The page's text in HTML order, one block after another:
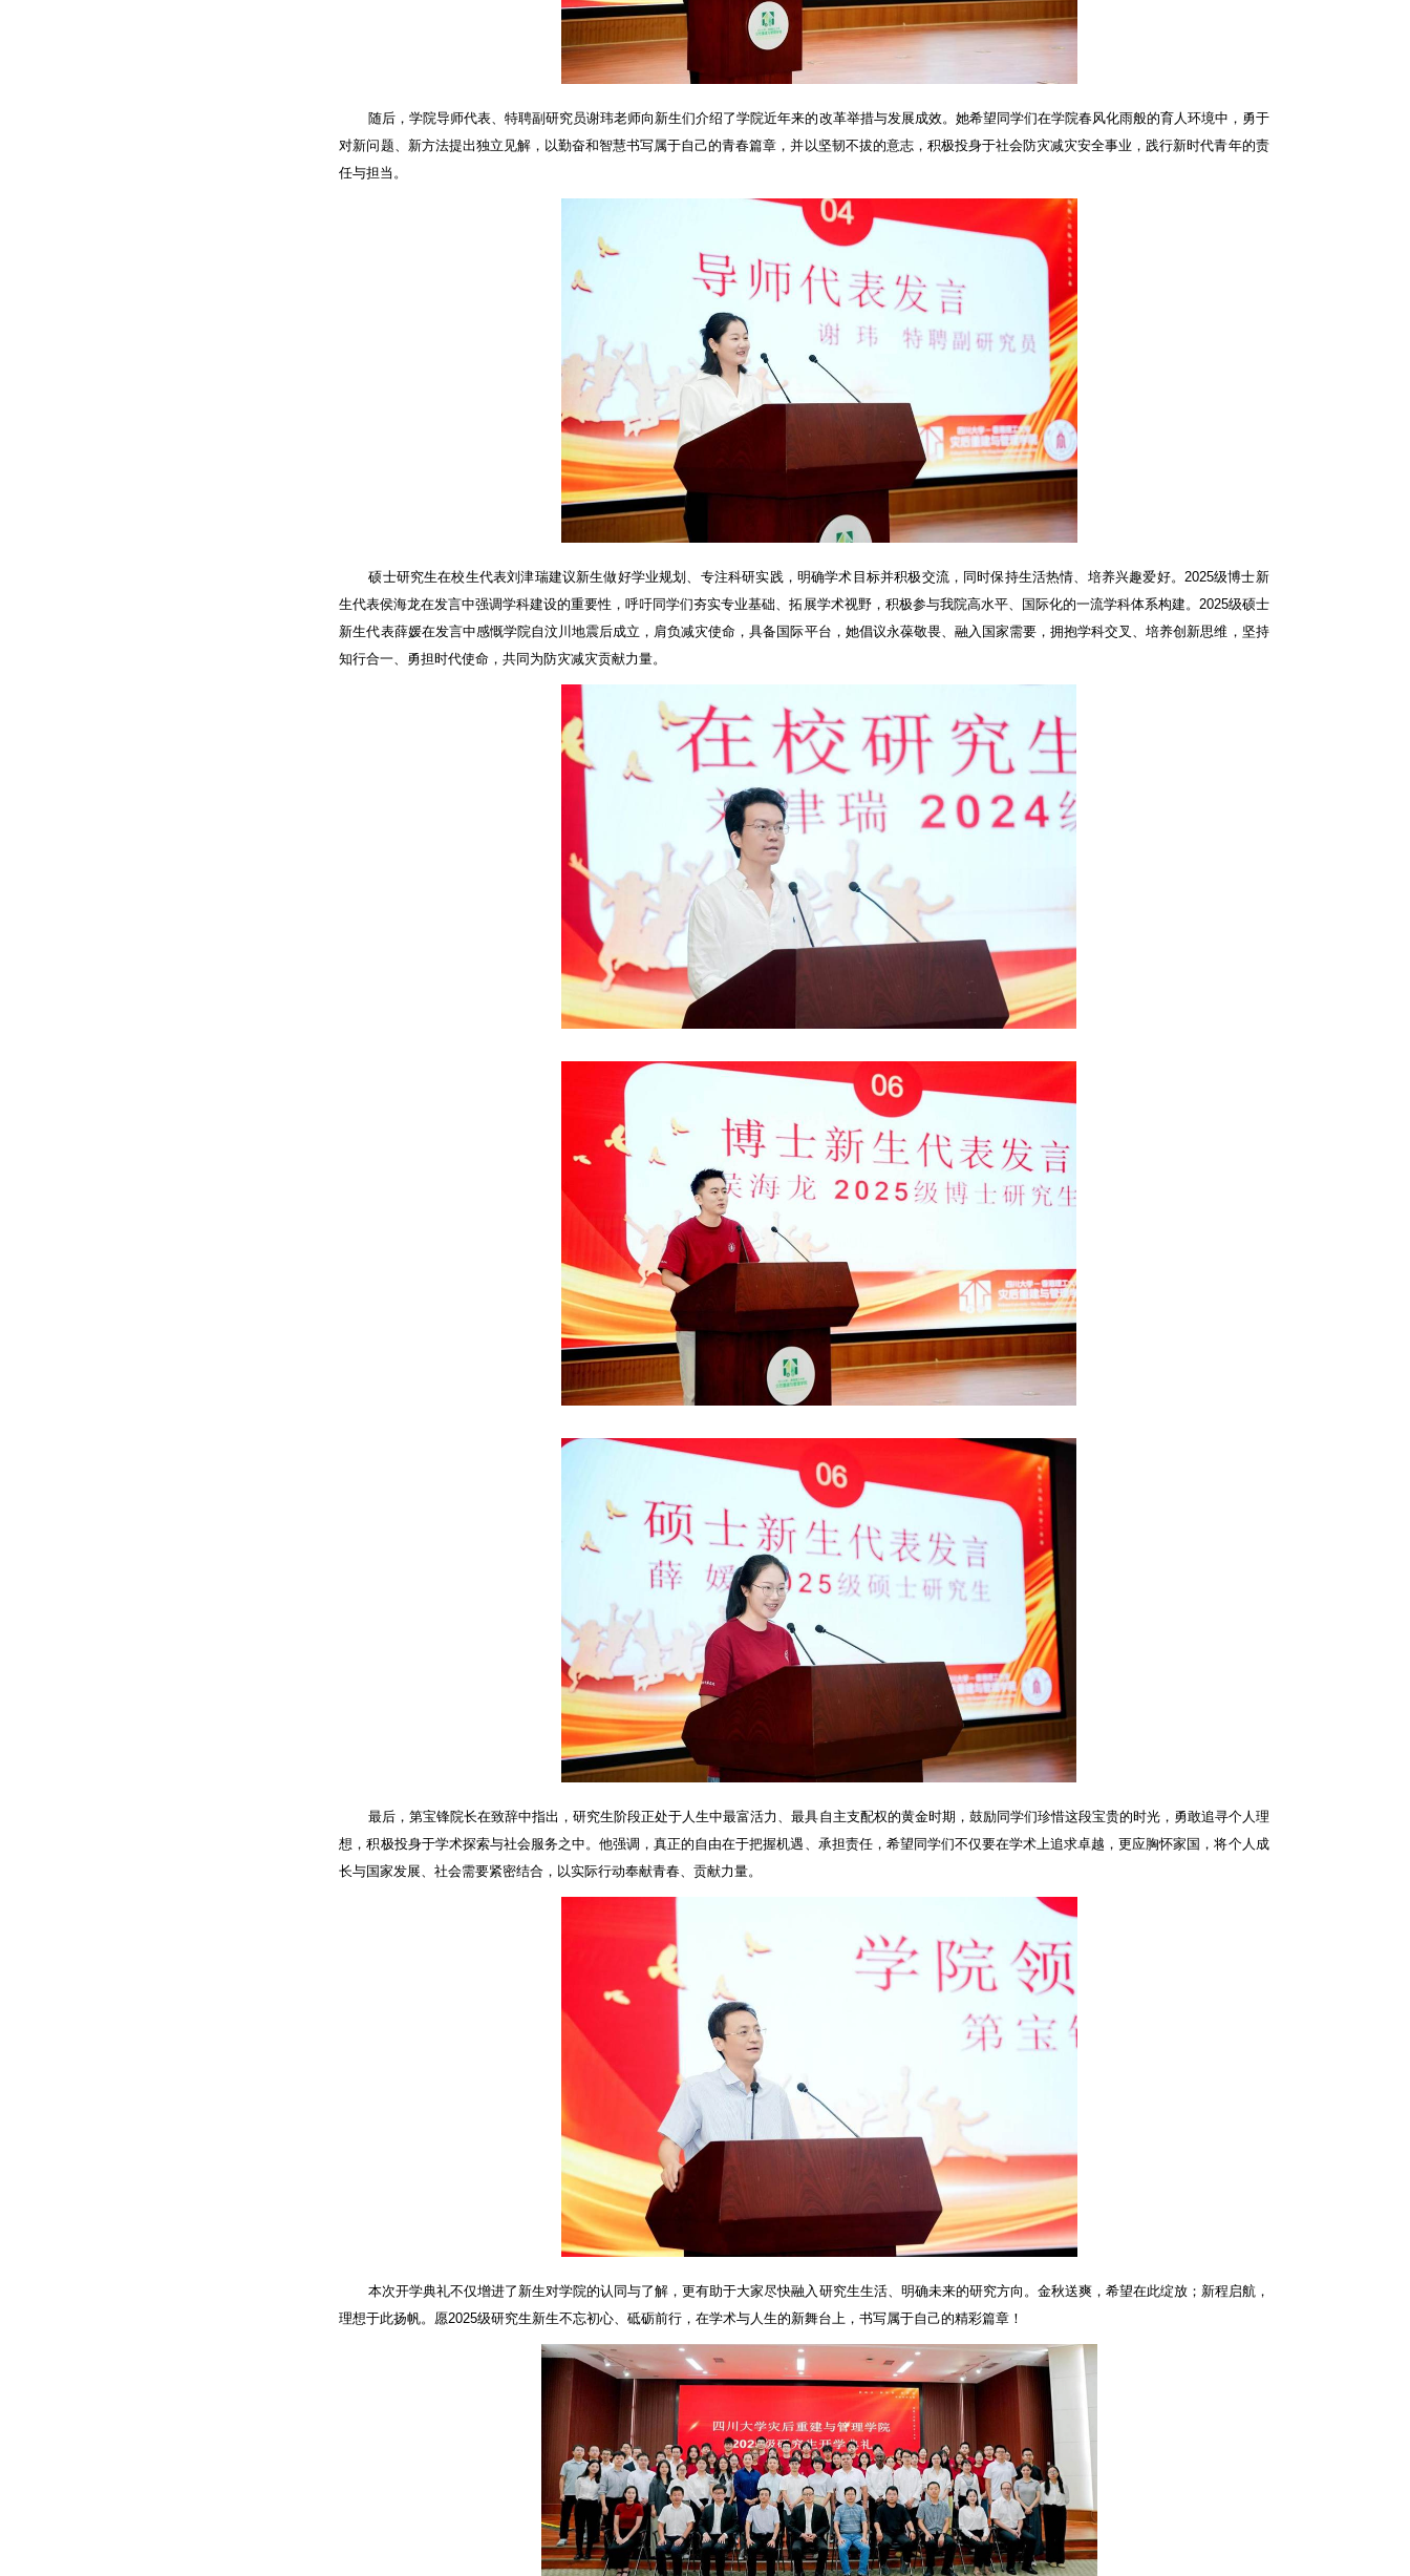
随后，学院导师代表、特聘副研究员谢玮老师向新生们介绍了学院近年来的改革举措与发展成效。她希望同学们在学院春风化雨般的育人环境中，勇于
对新问题、新方法提出独立见解，以勤奋和智慧书写属于自己的青春篇章，并以坚韧不拔的意志，积极投身于社会防灾减灾安全事业，践行新时代青年的责
任与担当。
硕士研究生在校生代表刘津瑞建议新生做好学业规划、专注科研实践，明确学术目标并积极交流，同时保持生活热情、培养兴趣爱好。 2025级博士新
生代表侯海龙在发言中强调学科建设的重要性，呼吁同学们夯实专业基础、拓展学术视野，积极参与我院高水平、国际化的一流学科体系构建。 2025级硕士
新生代表薛媛在发言中感慨学院自汶川地震后成立，肩负减灾使命，具备国际平台，她倡议永葆敬畏、融入国家需要，拥抱学科交叉、培养创新思维，坚持
知行合一、勇担时代使命，共同为防灾减灾贡献力量。
最后，第宝锋院长在致辞中指出，研究生阶段正处于人生中最富活力、最具自主支配权的黄金时期，鼓励同学们珍惜这段宝贵的时光，勇敢追寻个人理
想，积极投身于学术探索与社会服务之中。他强调，真正的自由在于把握机遇、承担责任，希望同学们不仅要在学术上追求卓越，更应胸怀家国，将个人成
长与国家发展、社会需要紧密结合，以实际行动奉献青春、贡献力量。
本次开学典礼不仅增进了新生对学院的认同与了解，更有助于大家尽快融入研究生生活、明确未来的研究方向。金秋送爽，希望在此绽放；新程启航，
理想于此扬帆。愿2025级研究生新生不忘初心、砥砺前行，在学术与人生的新舞台上，书写属于自己的精彩篇章！